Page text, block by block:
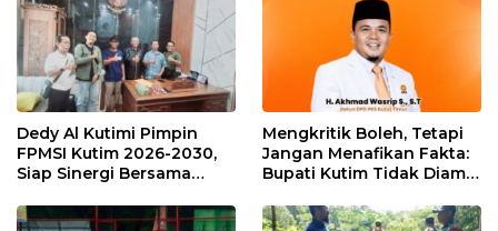
Dedy Al Kutimi Pimpin
FPMSI Kutim 2026-2030,
Siap Sinergi Bersama
Mengkritik Boleh, Tetapi
Jangan Menafikan Fakta:
Bupati Kutim Tidak Diam